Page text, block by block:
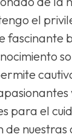
el
fascinante
para el
de nuestras